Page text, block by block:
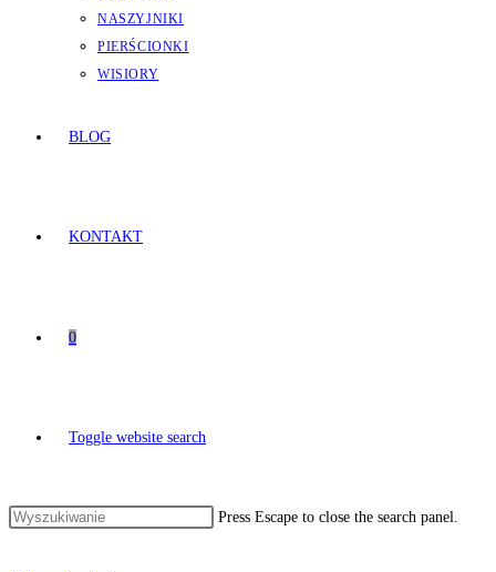
NASZYJNIKI
PIERŚCIONKI
WISIORY
BLOG
KONTAKT
0
Toggle website search
Press Escape to close the search panel.